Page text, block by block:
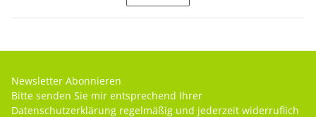
Newsletter Abonnieren
Bitte senden Sie mir entsprechend Ihrer
Datenschutzerklärung regelmäßig und jederzeit widerruflich